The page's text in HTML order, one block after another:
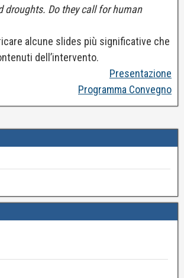
droughts. Do they call for human
alcune slides più significative che
dell’intervento.
Presentazione
Programma Convegno